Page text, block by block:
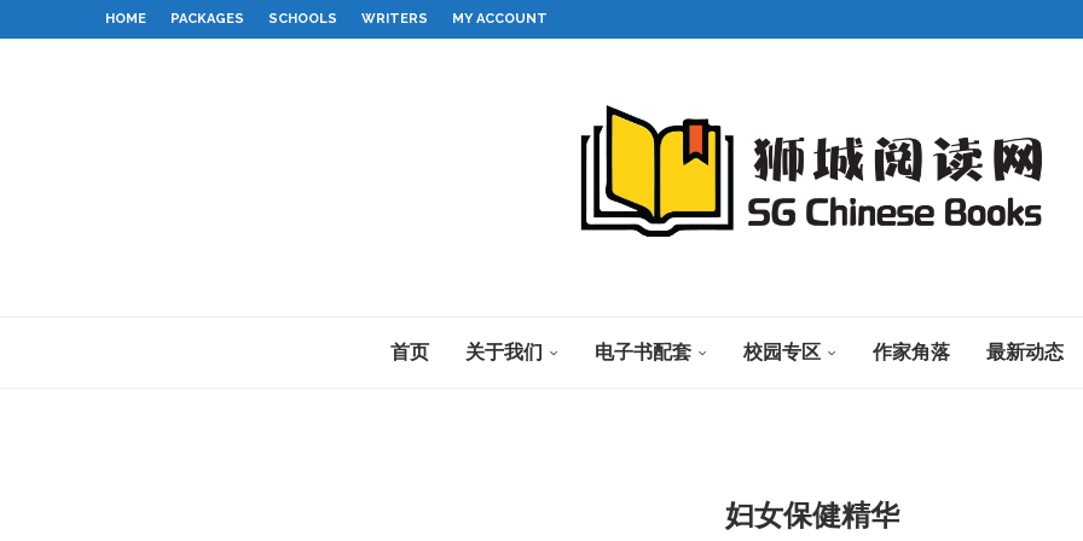
HOME PACKAGES SCHOOLS WRITERS MY ACCOUNT
首页 关于我们 电子书配套 校园专区 作家角落 最新动态
妇女保健精华